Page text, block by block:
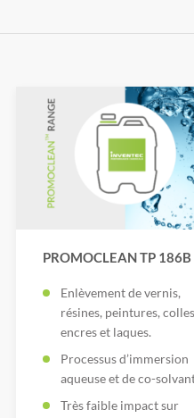
PROMOCLEAN TP 186B
Enlèvement de vernis,
résines, peintures,
encres et laques.
Processus d’immersion
aqueuse et de co-
Très faible impact sur